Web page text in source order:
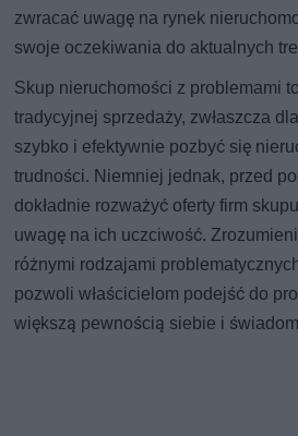
zwracać uwagę na rynek
swoje oczekiwania do aktualnych
Skup nieruchomości z problemami
tradycyjnej sprzedaży, zwłaszcza
szybko i efektywnie pozbyć się
trudności. Niemniej jednak, przed
dokładnie rozważyć oferty firm
uwagę na ich uczciwość.
różnymi rodzajami
pozwoli właścicielom podejść do
większą pewnością siebie i